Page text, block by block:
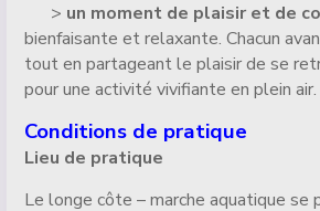
> un moment de plaisir et de
bienfaisante et relaxante. Chacun
tout en partageant le plaisir de se
pour une activité vivifiante en plein air.
Conditions de pratique
Lieu de pratique
Le longe côte – marche aquatique se